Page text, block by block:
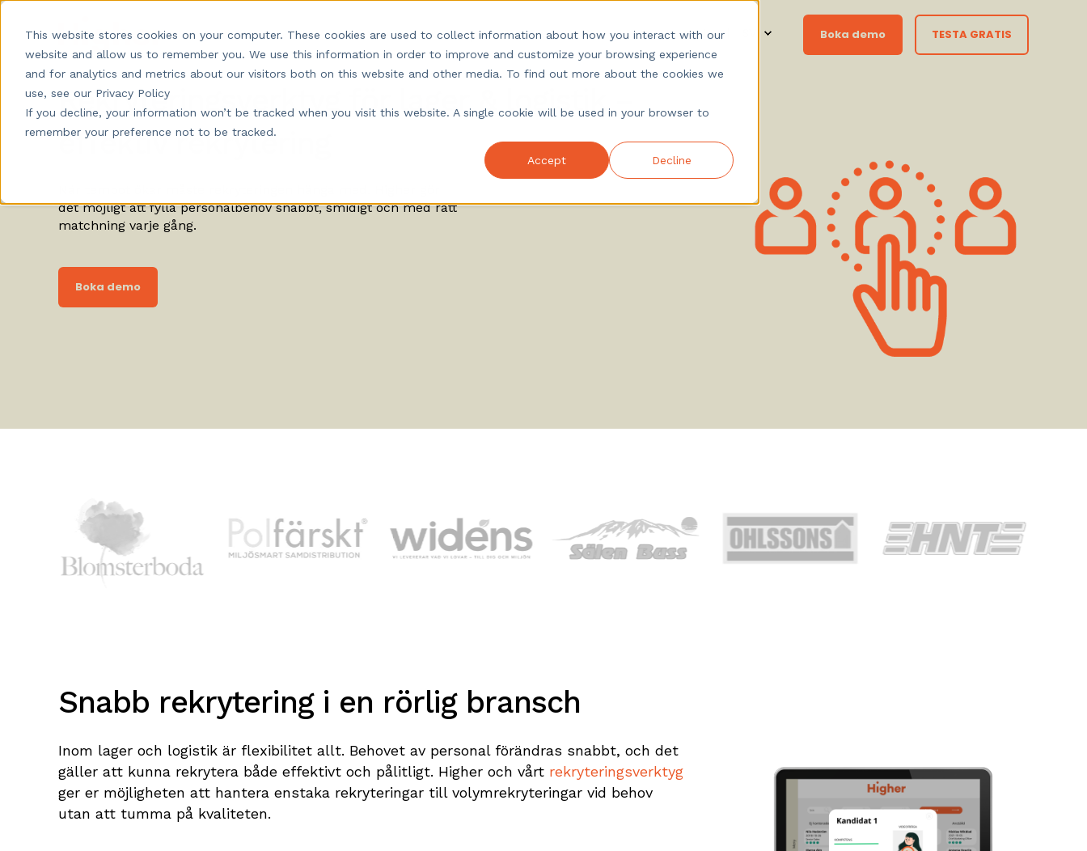
This website stores cookies on your computer. These cookies are used to collect information about how you interact with our
website and allow us to remember you. We use this information in order to improve and customize your browsing experience
and for analytics and metrics about our visitors both on this website and other media. To find out more about the cookies we
use, see our Privacy Policy
If you decline, your information won’t be tracked when you visit this website. A single cookie will be used in your browser to
remember your preference not to be tracked.
Accept Decline
Produkt Pris Kunder Kunskap Om oss Logga in Boka demo TESTA GRATIS
Rekryteringsverktyg för lager & logistik –
effektiv rekrytering
det möjligt att fylla personalbehov snabbt, smidigt och med rätt
matchning varje gång.
Boka demo
Snabb rekrytering i en rörlig bransch
Inom lager och logistik är flexibilitet allt. Behovet av personal förändras snabbt, och det
gäller att kunna rekrytera både effektivt och pålitligt. Higher och vårt rekryteringsverktyg
ger er möjligheten att hantera enstaka rekryteringar till volymrekryteringar vid behov
utan att tumma på kvaliteten.